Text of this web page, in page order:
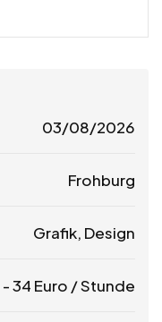
03/08/2026
Frohburg
Grafik, Design
-34 Euro / Stunde